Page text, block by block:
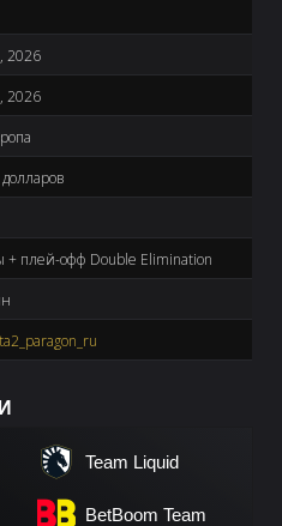
2026
2026
+ плей-офф Double Elimination
Team Liquid
BetBoom Team